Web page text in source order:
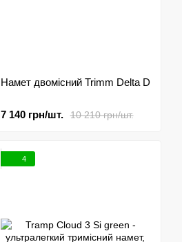
Намет двомісний Trimm Delta D
10 210 грн/шт.
7 140 грн/шт.
4